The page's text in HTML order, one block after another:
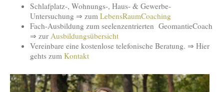
Schlafplatz-, Wohnungs-, Haus- & Gewerbe-
Untersuchung ⇒ zum LebensRaumCoaching
Fach-Ausbildung zum seelenzentrierten GeomantieCoach
⇒ zur Ausbildungsübersicht
Vereinbare eine kostenlose telefonische Beratung. ⇒ Hier
gehts zum Kontakt